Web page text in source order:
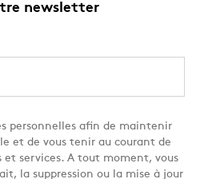
newsletter
personnelles afin de maintenir
et de vous tenir au courant de
services. A tout moment, vous
la suppression ou la mise à jour